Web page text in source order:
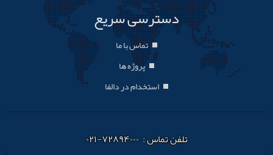
دسترسی سریع
تماس با ما
پروژه ها
استخدام در دالفا
تلفن تماس : ۷۲۸۹۴۰۰۰-۰۲۱